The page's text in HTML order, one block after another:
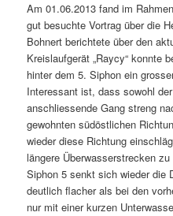
Am 01.06.2013 fand im
gut besuchte Vortrag über die
Bohnert berichtete über den
Kreislaufgerät „Raycy“ konnte
hinter dem 5. Siphon ein
Interessant ist, dass sowohl
anschliessende Gang streng
gewohnten südöstlichen
wieder diese Richtung
längere Überwasserstrecken
Siphon 5 senkt sich wieder die
deutlich flacher als bei den
nur mit einer kurzen